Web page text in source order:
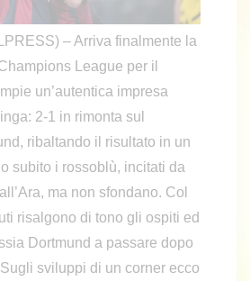
– Arriva finalmente la
League per il
un’autentica impresa
2-1 in rimonta sul
ribaltando il risultato in un
subito i rossoblù, incitati da
ma non sfondano. Col
risalgono di tono gli ospiti ed
Dortmund a passare dopo
sviluppi di un corner ecco